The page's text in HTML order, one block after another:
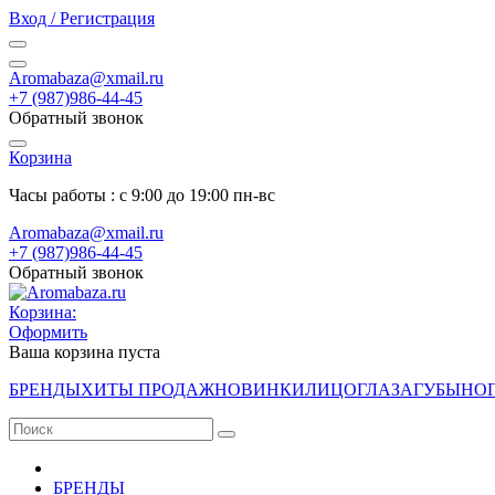
Вход / Регистрация
Aromabaza@xmail.ru
+7 (987)986-44-45
Обратный звонок
Корзина
Часы работы : с 9:00 до 19:00 пн-вс
Aromabaza@xmail.ru
+7 (987)986-44-45
Обратный звонок
Корзина:
Оформить
Ваша корзина пуста
БРЕНДЫХИТЫ ПРОДАЖНОВИНКИЛИЦОГЛАЗАГУБЫ
БРЕНДЫ